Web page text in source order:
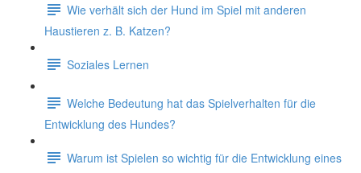
Wie verhält sich der Hund im Spiel mit anderen
Haustieren z. B. Katzen?
Soziales Lernen
Welche Bedeutung hat das Spielverhalten für die
Entwicklung des Hundes?
Warum ist Spielen so wichtig für die Entwicklung eines